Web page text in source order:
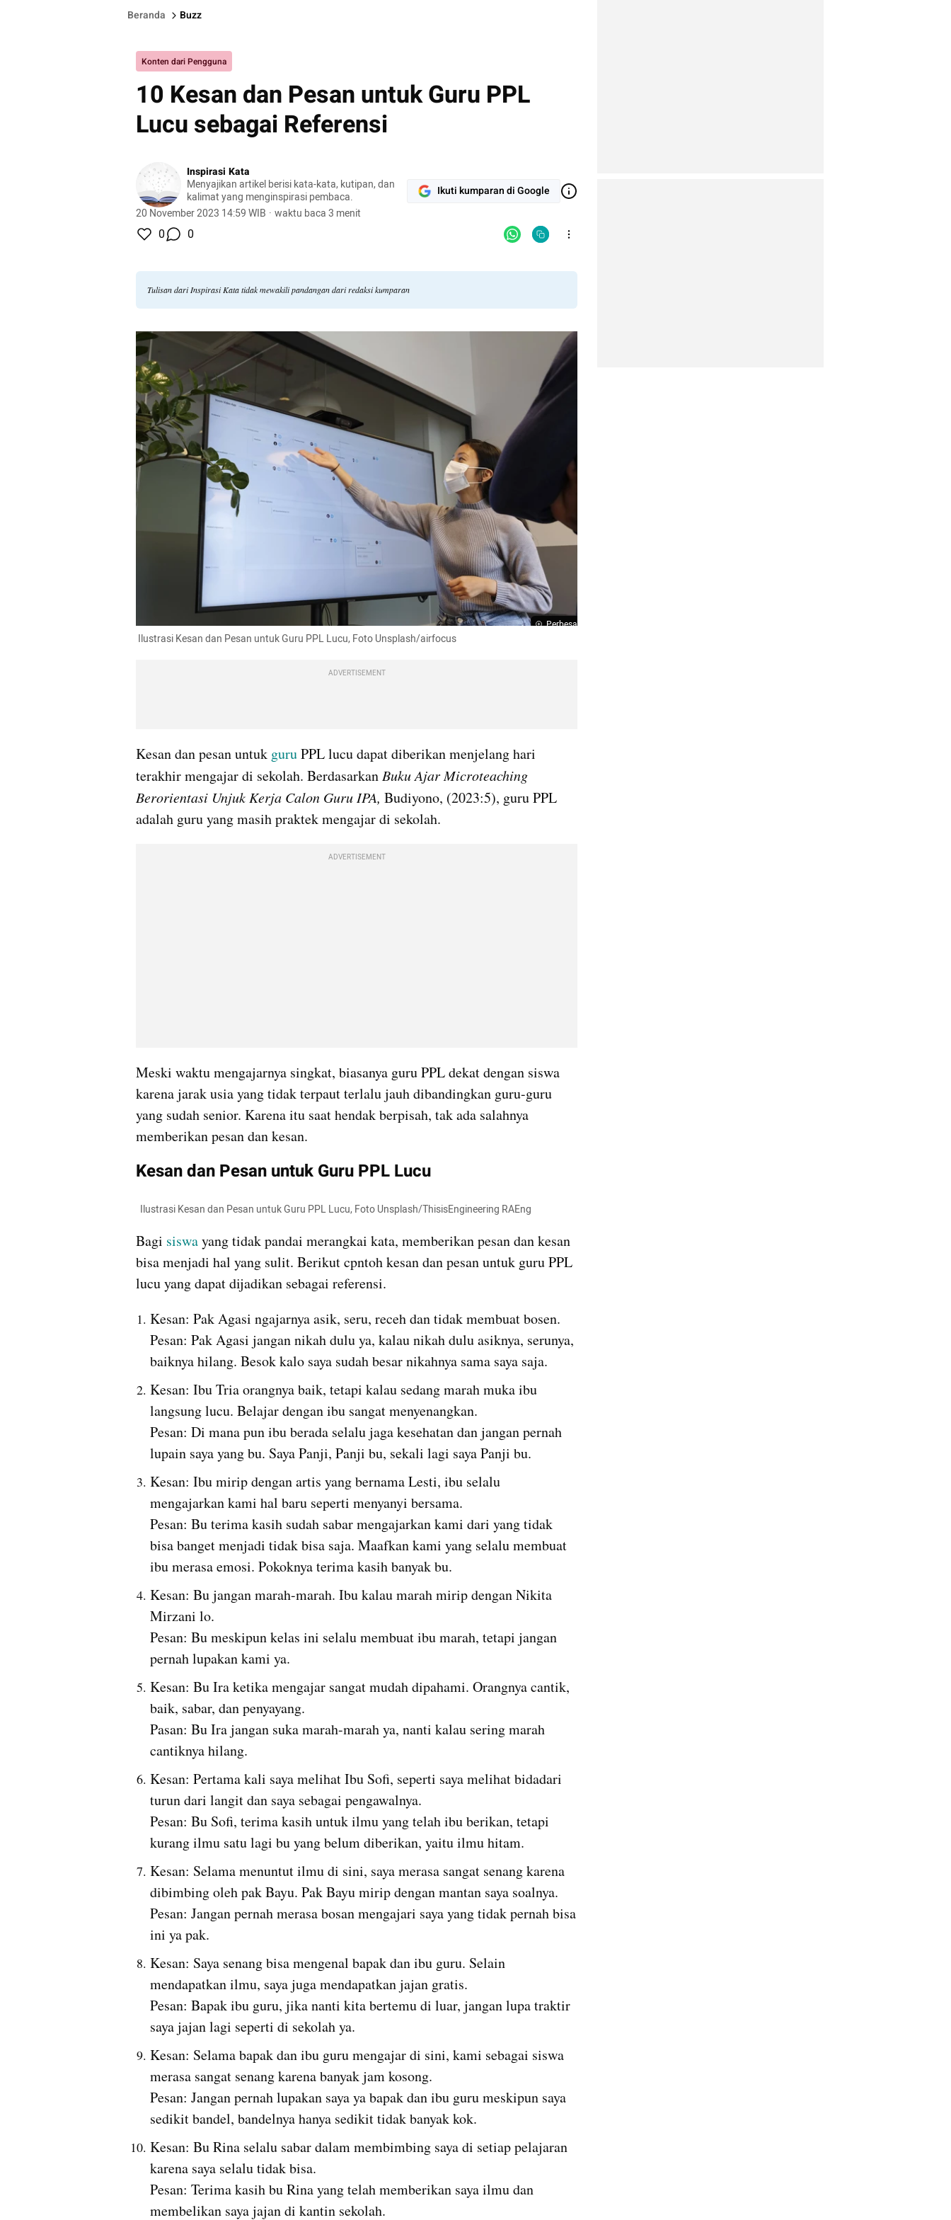
Beranda Buzz
Konten dari Pengguna
10 Kesan dan Pesan untuk Guru PPL
Lucu sebagai Referensi
Inspirasi Kata
Menyajikan artikel berisi kata-kata, kutipan, dan
kalimat yang menginspirasi pembaca.
20 November 2023 14:59 WIB · waktu baca 3 menit
Ikuti kumparan di Google
0 0
Tulisan dari Inspirasi Kata tidak mewakili pandangan dari redaksi kumparan
Perbesar
Ilustrasi Kesan dan Pesan untuk Guru PPL Lucu, Foto Unsplash/airfocus
ADVERTISEMENT
Kesan dan pesan untuk guru PPL lucu dapat diberikan menjelang hari
terakhir mengajar di sekolah. Berdasarkan Buku Ajar Microteaching
Berorientasi Unjuk Kerja Calon Guru IPA, Budiyono, (2023:5), guru PPL
adalah guru yang masih praktek mengajar di sekolah.
ADVERTISEMENT
Meski waktu mengajarnya singkat, biasanya guru PPL dekat dengan siswa
karena jarak usia yang tidak terpaut terlalu jauh dibandingkan guru-guru
yang sudah senior. Karena itu saat hendak berpisah, tak ada salahnya
memberikan pesan dan kesan.
Kesan dan Pesan untuk Guru PPL Lucu
  Ilustrasi Kesan dan Pesan untuk Guru PPL Lucu, Foto Unsplash/ThisisEngineering RAEng
Bagi siswa yang tidak pandai merangkai kata, memberikan pesan dan kesan
bisa menjadi hal yang sulit. Berikut cpntoh kesan dan pesan untuk guru PPL
lucu yang dapat dijadikan sebagai referensi.
Kesan: Pak Agasi ngajarnya asik, seru, receh dan tidak membuat bosen.
Pesan: Pak Agasi jangan nikah dulu ya, kalau nikah dulu asiknya, serunya,
baiknya hilang. Besok kalo saya sudah besar nikahnya sama saya saja.
Kesan: Ibu Tria orangnya baik, tetapi kalau sedang marah muka ibu
langsung lucu. Belajar dengan ibu sangat menyenangkan.
Pesan: Di mana pun ibu berada selalu jaga kesehatan dan jangan pernah
lupain saya yang bu. Saya Panji, Panji bu, sekali lagi saya Panji bu.
Kesan: Ibu mirip dengan artis yang bernama Lesti, ibu selalu
mengajarkan kami hal baru seperti menyanyi bersama.
Pesan: Bu terima kasih sudah sabar mengajarkan kami dari yang tidak
bisa banget menjadi tidak bisa saja. Maafkan kami yang selalu membuat
ibu merasa emosi. Pokoknya terima kasih banyak bu.
Kesan: Bu jangan marah-marah. Ibu kalau marah mirip dengan Nikita
Mirzani lo.
Pesan: Bu meskipun kelas ini selalu membuat ibu marah, tetapi jangan
pernah lupakan kami ya.
Kesan: Bu Ira ketika mengajar sangat mudah dipahami. Orangnya cantik,
baik, sabar, dan penyayang.
Pasan: Bu Ira jangan suka marah-marah ya, nanti kalau sering marah
cantiknya hilang.
Kesan: Pertama kali saya melihat Ibu Sofi, seperti saya melihat bidadari
turun dari langit dan saya sebagai pengawalnya.
Pesan: Bu Sofi, terima kasih untuk ilmu yang telah ibu berikan, tetapi
kurang ilmu satu lagi bu yang belum diberikan, yaitu ilmu hitam.
Kesan: Selama menuntut ilmu di sini, saya merasa sangat senang karena
dibimbing oleh pak Bayu. Pak Bayu mirip dengan mantan saya soalnya.
Pesan: Jangan pernah merasa bosan mengajari saya yang tidak pernah bisa
ini ya pak.
Kesan: Saya senang bisa mengenal bapak dan ibu guru. Selain
mendapatkan ilmu, saya juga mendapatkan jajan gratis.
Pesan: Bapak ibu guru, jika nanti kita bertemu di luar, jangan lupa traktir
saya jajan lagi seperti di sekolah ya.
Kesan: Selama bapak dan ibu guru mengajar di sini, kami sebagai siswa
merasa sangat senang karena banyak jam kosong.
Pesan: Jangan pernah lupakan saya ya bapak dan ibu guru meskipun saya
sedikit bandel, bandelnya hanya sedikit tidak banyak kok.
Kesan: Bu Rina selalu sabar dalam membimbing saya di setiap pelajaran
karena saya selalu tidak bisa.
Pesan: Terima kasih bu Rina yang telah memberikan saya ilmu dan
membelikan saya jajan di kantin sekolah.